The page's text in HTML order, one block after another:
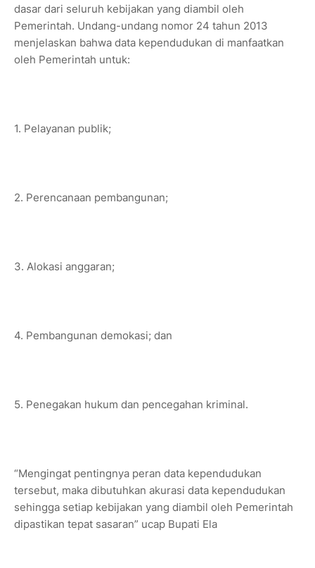
dasar dari seluruh kebijakan yang diambil oleh
Pemerintah. Undang-undang nomor 24 tahun 2013
menjelaskan bahwa data kependudukan di manfaatkan
oleh Pemerintah untuk:
1. Pelayanan publik;
2. Perencanaan pembangunan;
3. Alokasi anggaran;
4. Pembangunan demokasi; dan
5. Penegakan hukum dan pencegahan kriminal.
“Mengingat pentingnya peran data kependudukan
tersebut, maka dibutuhkan akurasi data kependudukan
sehingga setiap kebijakan yang diambil oleh Pemerintah
dipastikan tepat sasaran” ucap Bupati Ela